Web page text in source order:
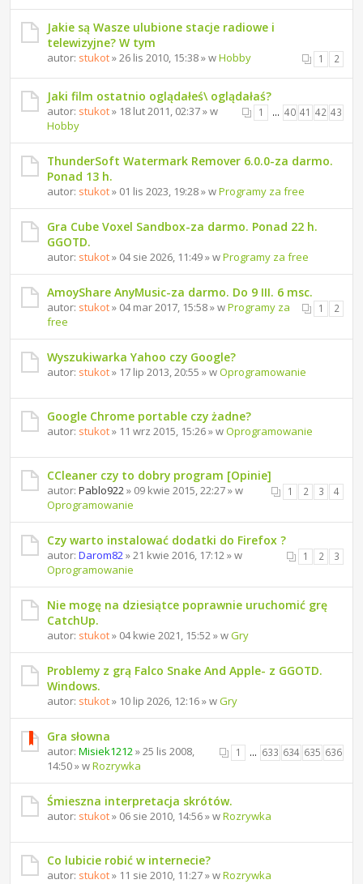
Jakie są Wasze ulubione stacje radiowe i
telewizyjne? W tym
1 2
autor: stukot» 26 lis 2010, 15:38 » wHobby
Jaki film ostatnio oglądałeś\ oglądałaś?
1 … 40 41 42 43
autor: stukot» 18 lut 2011, 02:37 » w
Hobby
ThunderSoft Watermark Remover 6.0.0-za darmo.
Ponad 13 h.
autor: stukot» 01 lis 2023, 19:28 » wProgramy za free
Gra Cube Voxel Sandbox-za darmo. Ponad 22 h.
GGOTD.
autor: stukot» 04 sie 2026, 11:49 » wProgramy za free
AmoyShare AnyMusic-za darmo. Do 9 III. 6 msc.
1 2
autor: stukot» 04 mar 2017, 15:58 » wProgramy za
free
Wyszukiwarka Yahoo czy Google?
autor: stukot» 17 lip 2013, 20:55 » wOprogramowanie
Google Chrome portable czy żadne?
autor: stukot» 11 wrz 2015, 15:26 » wOprogramowanie
CCleaner czy to dobry program [Opinie]
1 2 3 4
autor: Pablo922» 09 kwie 2015, 22:27 » w
Oprogramowanie
Czy warto instalować dodatki do Firefox ?
1 2 3
autor: Darom82» 21 kwie 2016, 17:12 » w
Oprogramowanie
Nie mogę na dziesiątce poprawnie uruchomić grę
CatchUp.
autor: stukot» 04 kwie 2021, 15:52 » wGry
Problemy z grą Falco Snake And Apple- z GGOTD.
Windows.
autor: stukot» 10 lip 2026, 12:16 » wGry
Gra słowna
1 … 633 634 635 636
autor: Misiek1212» 25 lis 2008,
14:50 » wRozrywka
Śmieszna interpretacja skrótów.
autor: stukot» 06 sie 2010, 14:56 » wRozrywka
Co lubicie robić w internecie?
autor: stukot» 11 sie 2010, 11:27 » wRozrywka